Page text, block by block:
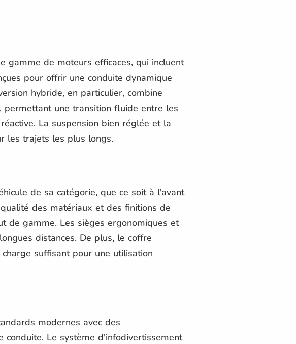
gamme de moteurs efficaces, qui incluent
pour offrir une conduite dynamique
hybride, en particulier, combine
permettant une transition fluide entre les
La suspension bien réglée et la
les trajets les plus longs.
de sa catégorie, que ce soit à l'avant
des matériaux et des finitions de
de gamme. Les sièges ergonomiques et
distances. De plus, le coffre
suffisant pour une utilisation
modernes avec des
Le système d'infodivertissement